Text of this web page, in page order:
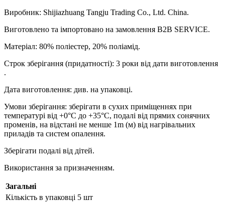
Виробник: Shijiazhuang Tangju Trading Co., Ltd. China.
Виготовлено та імпортовано на замовлення B2B SERVICE.
Матеріал: 80% поліестер, 20% поліамід.
Строк зберігання (придатності): 3 роки від дати виготовлення
.
Дата виготовлення: див. на упаковці.
Умови зберігання: зберігати в сухих приміщеннях при
температурі від +0°C до +35°C, подалі від прямих сонячних
променів, на відстані не менше 1m (м) від нагрівальних
приладів та систем опалення.
Зберігати подалі від дітей.
Використання за призначенням.
Загальні
Кількість в упаковці 5 шт